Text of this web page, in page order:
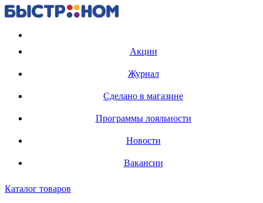
Акции
Журнал
Сделано в магазине
Программы лояльности
Новости
Вакансии
Каталог товаров